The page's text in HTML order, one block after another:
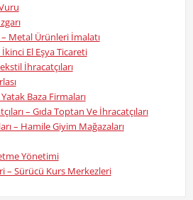
Metal Ürünleri İmalatı
El Eşya Ticareti
İhracatçıları
Baza Firmaları
– Gıda Toptan Ve İhracatçıları
– Hamile Giyim Mağazaları
Yönetimi
– Sürücü Kurs Merkezleri